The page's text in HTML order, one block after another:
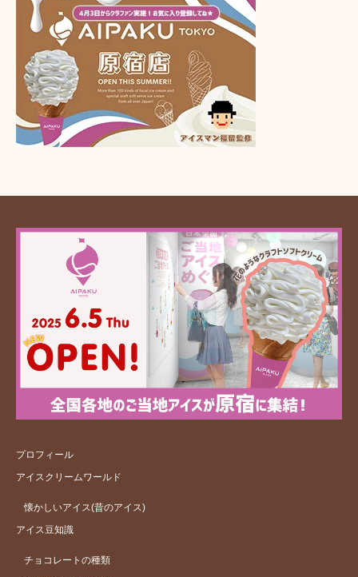
プロフィール
アイスクリームワールド
懐かしいアイス(昔のアイス)
アイス豆知識
チョコレートの種類